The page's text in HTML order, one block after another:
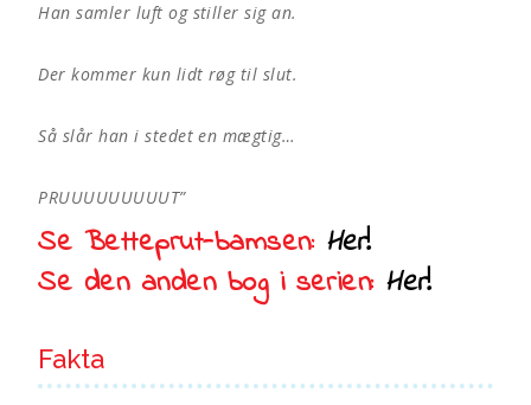
Han samler luft og stiller sig an.
Der kommer kun lidt røg til slut.
Så slår han i stedet en mægtig…
PRUUUUUUUUUT”
Se Betteprut-bamsen: Her!
Se den anden bog i serien: Her!
Fakta